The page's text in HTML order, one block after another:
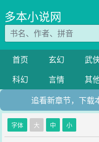
多本小说网
首页 玄幻 武
科幻
言情 其
追看新章节，下载
字体 大 中 小